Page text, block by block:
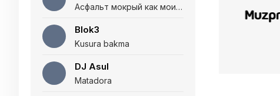
Асфальт мокрый как мои глаза и я нарезаю
Blok3
Kusura bakma
DJ Asul
Matadora